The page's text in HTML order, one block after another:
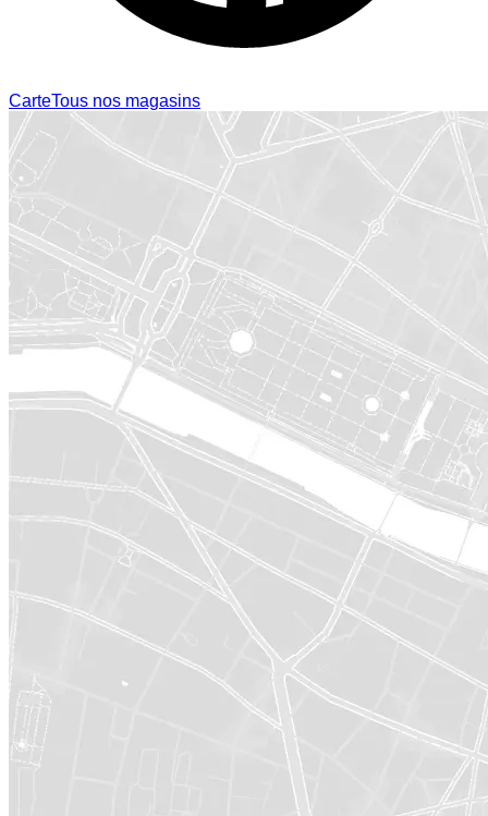
CarteTous nos magasins